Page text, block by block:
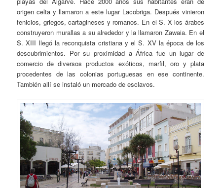
origen celta y llamaron a este lugar Lacobriga. Después vinieron
fenicios, griegos, cartagineses y romanos. En el S. X los árabes
construyeron murallas a su alrededor y la llamaron Zawaia. En el
S. XIII llegó la reconquista cristiana y el S. XV la época de los
descubrimientos. Por su proximidad a África fue un lugar de
comercio de diversos productos exóticos, marfil, oro y plata
procedentes de las colonias portuguesas en ese continente.
También allí se instaló un mercado de esclavos.